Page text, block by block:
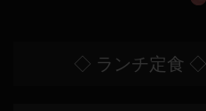
◇ ランチ定食